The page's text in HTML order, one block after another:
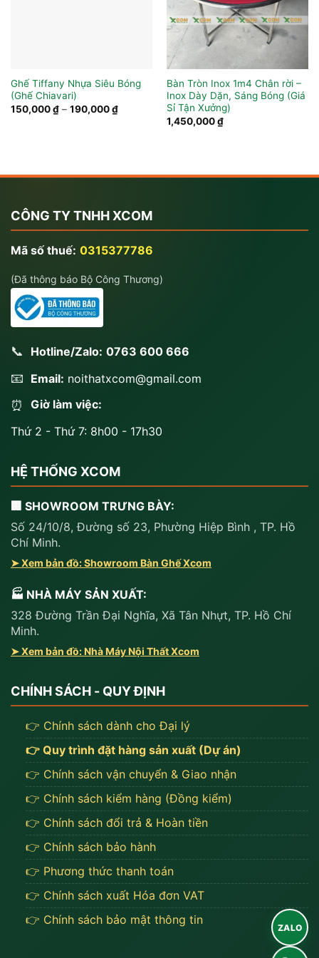
Ghế Tiffany Nhựa Siêu Bóng
(Ghế Chiavari)
150,000₫ – 190,000₫Khoảng
giá:
Bàn Tròn Inox 1m4 Chân rời –
Inox Dày Dặn, Sáng Bóng (Giá
Sỉ Tận Xưởng)
1,450,000₫
CÔNG TY TNHH XCOM
Mã số thuế: 0315377786
(Đã thông báo Bộ Công Thương)
📞 Hotline/Zalo: 0763 600 666
📧 Email: noithatxcom@gmail.com
⏰
Giờ làm việc:
Thứ 2 - Thứ 7: 8h00 - 17h30
HỆ THỐNG XCOM
🏢 SHOWROOM TRƯNG BÀY:
Số 24/10/8, Đường số 23, Phường Hiệp Bình , TP. Hồ
Chí Minh.
➤ Xem bản đồ: Showroom Bàn Ghế Xcom
🏭 NHÀ MÁY SẢN XUẤT:
328 Đường Trần Đại Nghĩa, Xã Tân Nhựt, TP. Hồ Chí
Minh.
➤ Xem bản đồ: Nhà Máy Nội Thất Xcom
CHÍNH SÁCH - QUY ĐỊNH
👉 Chính sách dành cho Đại lý
👉 Quy trình đặt hàng sản xuất (Dự án)
👉 Chính sách vận chuyển & Giao nhận
👉 Chính sách kiểm hàng (Đồng kiểm)
👉 Chính sách đổi trả & Hoàn tiền
👉 Chính sách bảo hành
👉 Phương thức thanh toán
👉 Chính sách xuất Hóa đơn VAT
👉 Chính sách bảo mật thông tin
ZALO